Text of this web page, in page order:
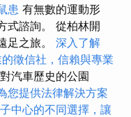
患 有無數的運動形
式諮詢。 從柏林開
足之旅。 深入了解
徵信社，信賴與專業
汽車歷史的公園
您提供法律解決方案
中心的不同選擇，讓